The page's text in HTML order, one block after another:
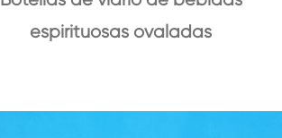
espirituosas ovaladas